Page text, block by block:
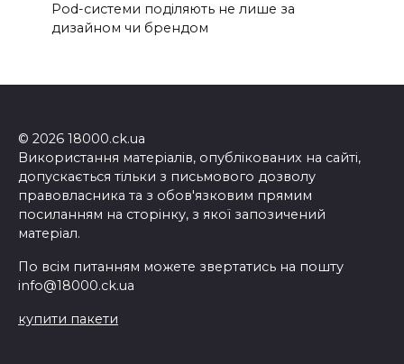
Pod-системи поділяють не лише за
дизайном чи брендом
© 2026 18000.ck.ua
Використання матеріалів, опублікованих на сайті,
допускається тільки з письмового дозволу
правовласника та з обов'язковим прямим
посиланням на сторінку, з якої запозичений
матеріал.
По всім питанням можете звертатись на пошту
info@18000.ck.ua
купити пакети